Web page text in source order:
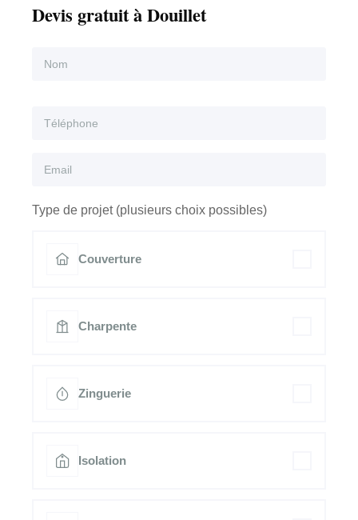
Devis gratuit à Douillet
Type de projet (plusieurs choix possibles)
Couverture
Charpente
Zinguerie
Isolation